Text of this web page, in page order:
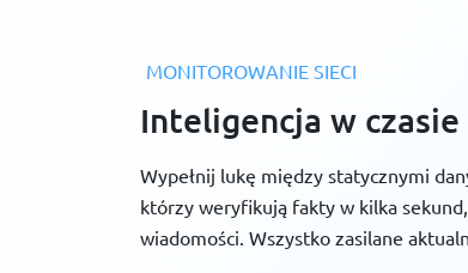
MONITOROWANIE SIECI
Inteligencja w
Wypełnij lukę między statycznymi
którzy weryfikują fakty w kilka
wiadomości. Wszystko zasilane